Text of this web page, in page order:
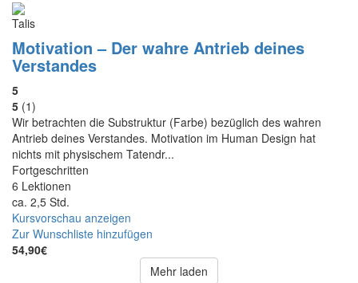
Talis
Motivation – Der wahre Antrieb deines
Verstandes
5
5 (1)
Wir betrachten die Substruktur (Farbe) bezüglich des wahren
Antrieb deines Verstandes. Motivation im Human Design hat
nichts mit physischem Tatendr...
Fortgeschritten
6 Lektionen
ca. 2,5 Std.
Kursvorschau anzeigen
Zur Wunschliste hinzufügen
54,90€
Mehr laden